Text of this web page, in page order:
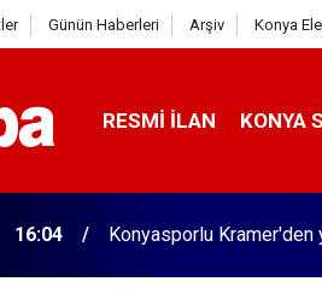
Günün Haberleri Arşiv Konya
RESMI İLAN KONYA
16:04 Konyasporlu Kramer'den